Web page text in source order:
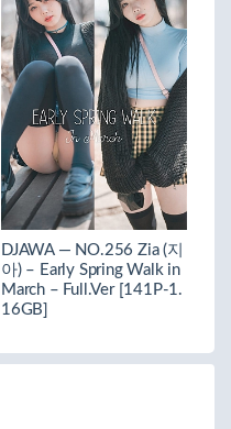
DJAWA — NO.256 Zia (지
아) – Early Spring Walk in
March – Full.Ver [141P-1.
16GB]